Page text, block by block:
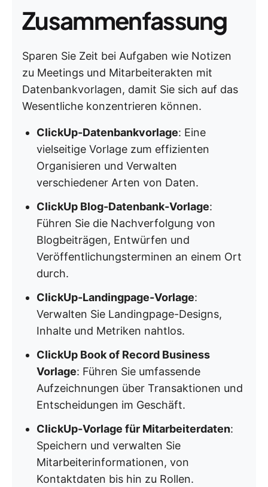
Zusammenfassung
Sparen Sie Zeit bei Aufgaben wie Notizen
zu Meetings und Mitarbeiterakten mit
Datenbankvorlagen, damit Sie sich auf das
Wesentliche konzentrieren können.
ClickUp-Datenbankvorlage: Eine
vielseitige Vorlage zum effizienten
Organisieren und Verwalten
verschiedener Arten von Daten. ​
ClickUp Blog-Datenbank-Vorlage:
Führen Sie die Nachverfolgung von
Blogbeiträgen, Entwürfen und
Veröffentlichungsterminen an einem Ort
durch. ​
ClickUp-Landingpage-Vorlage:
Verwalten Sie Landingpage-Designs,
Inhalte und Metriken nahtlos. ​
ClickUp Book of Record Business
Vorlage: Führen Sie umfassende
Aufzeichnungen über Transaktionen und
Entscheidungen im Geschäft. ​
ClickUp-Vorlage für Mitarbeiterdaten:
Speichern und verwalten Sie
Mitarbeiterinformationen, von
Kontaktdaten bis hin zu Rollen. ​